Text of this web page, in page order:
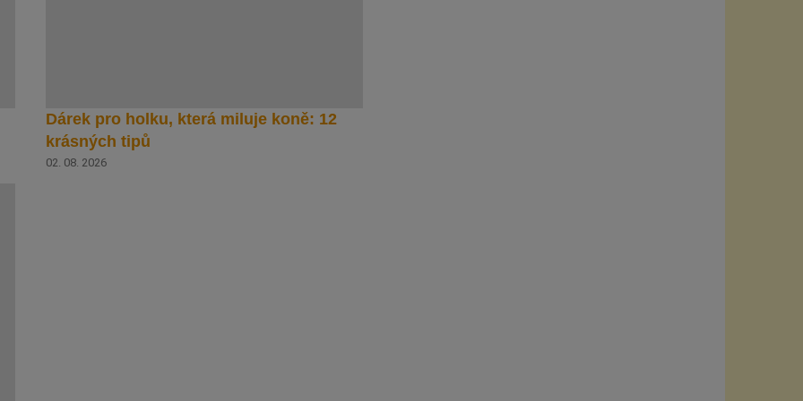
Dárek pro holku, která miluje koně: 12
krásných tipů
02. 08. 2026